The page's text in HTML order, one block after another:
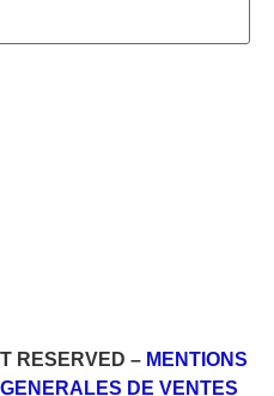
RESERVED – MENTIONS
DE VENTES